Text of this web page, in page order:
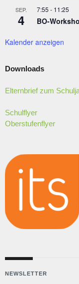
SEP.
4
7:55 - 11:25
BO-
Kalender anzeigen
Downloads
Elternbrief zum
Schulflyer
Oberstufenflyer
NEWSLETTER